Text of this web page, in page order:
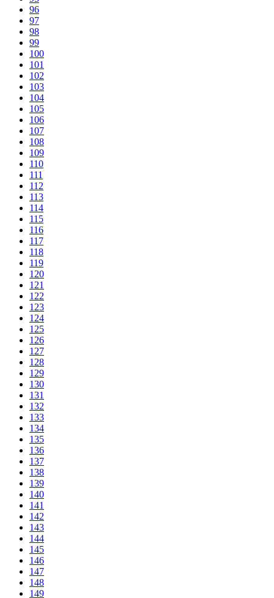
96
97
98
99
100
101
102
103
104
105
106
107
108
109
110
111
112
113
114
115
116
117
118
119
120
121
122
123
124
125
126
127
128
129
130
131
132
133
134
135
136
137
138
139
140
141
142
143
144
145
146
147
148
149